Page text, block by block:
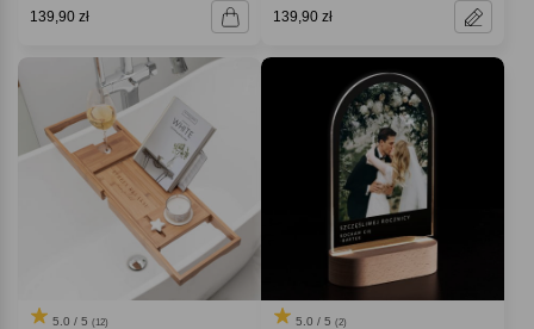
139,90 zł 139,90 zł
5.0 / 5 (12) 5.0 / 5 (2)